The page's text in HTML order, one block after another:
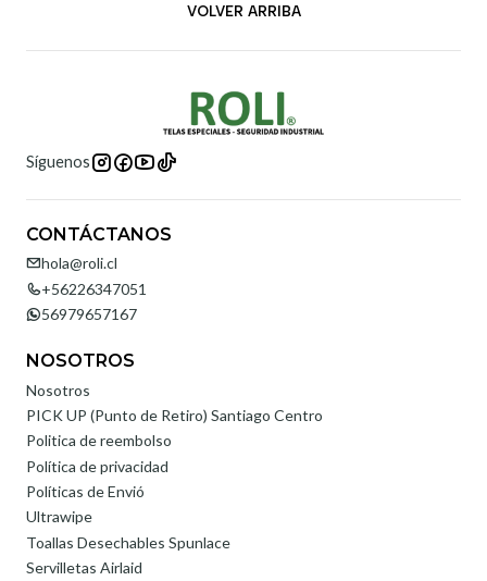
VOLVER ARRIBA
Síguenos
CONTÁCTANOS
hola@roli.cl
+56226347051
56979657167
NOSOTROS
Nosotros
PICK UP (Punto de Retiro) Santiago Centro
Politica de reembolso
Política de privacidad
Políticas de Envió
Ultrawipe
Toallas Desechables Spunlace
Servilletas Airlaid